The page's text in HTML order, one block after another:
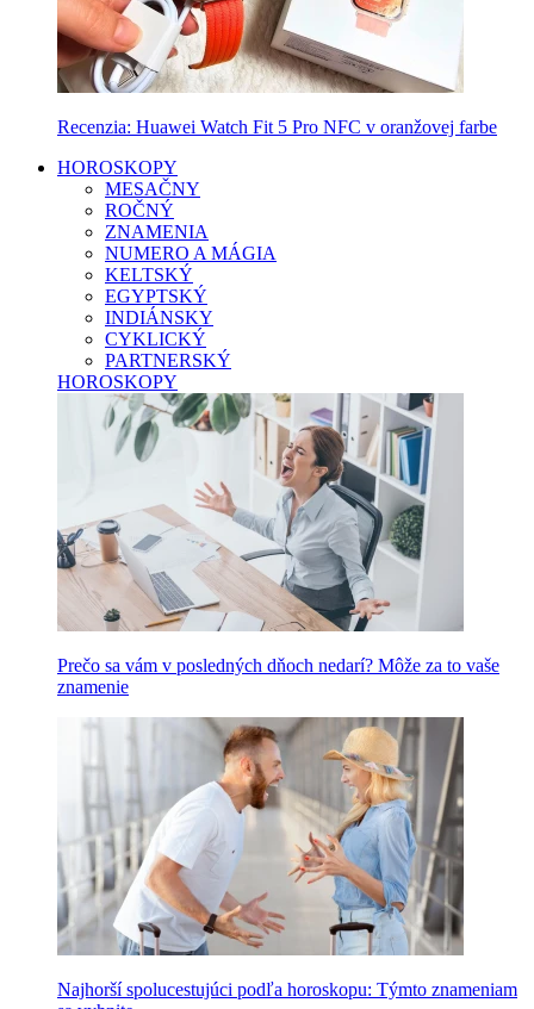
Recenzia: Huawei Watch Fit 5 Pro NFC v oranžovej farbe
HOROSKOPY
MESAČNY
ROČNÝ
ZNAMENIA
NUMERO A MÁGIA
KELTSKÝ
EGYPTSKÝ
INDIÁNSKY
CYKLICKÝ
PARTNERSKÝ
HOROSKOPY
Prečo sa vám v posledných dňoch nedarí? Môže za to vaše
znamenie
Najhorší spolucestujúci podľa horoskopu: Týmto znameniam